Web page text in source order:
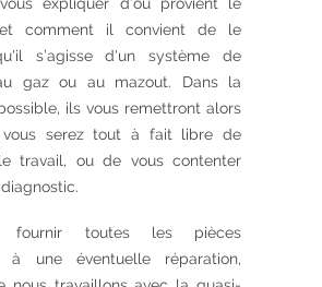
et comment il convient de le
s’agisse d'un système de
gaz ou au mazout. Dans la
ils vous remettront alors
serez tout à fait libre de
travail, ou de vous contenter
fournir toutes les pièces
à une éventuelle réparation,